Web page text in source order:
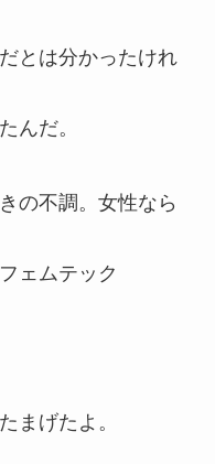
とは分かったけれ
んだ。
の不調。女性なら
ェムテック
まげたよ。